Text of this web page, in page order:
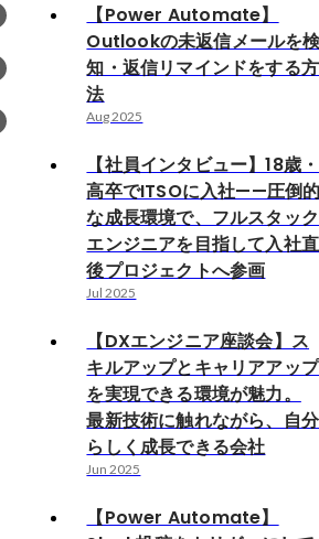
【Power Automate】
Outlookの未返信メールを
知・返信リマインドをする方
法
Aug 2025
【社員インタビュー】18歳・
高卒でITSOに入社——圧倒
な成長環境で、フルスタック
エンジニアを目指して入社直
後プロジェクトへ参画
Jul 2025
【DXエンジニア座談会】ス
キルアップとキャリアアップ
を実現できる環境が魅力。
最新技術に触れながら、自分
らしく成長できる会社
Jun 2025
【Power Automate】